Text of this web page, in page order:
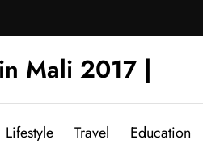
Mali 2017 |
Lifestyle Travel Education